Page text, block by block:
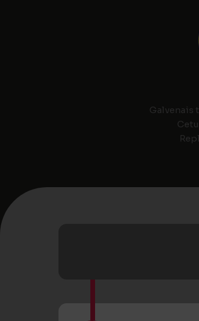
Galvenais